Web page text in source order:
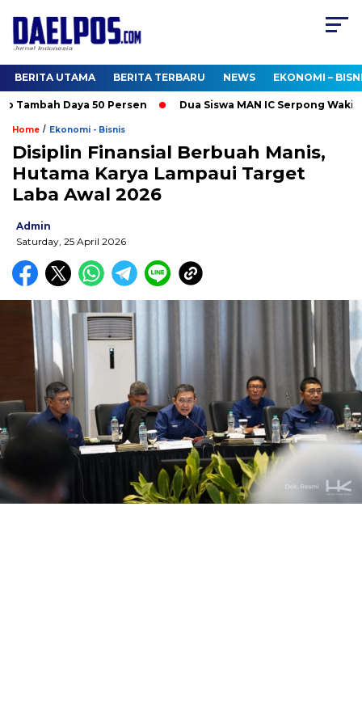
BERITA UTAMA BERITA TERBARU NEWS EKONOMI –
Daya 50 Persen Dua Siswa MAN IC Serpong Wakili
Home / Ekonomi - Bisnis
Disiplin Finansial Berbuah Manis,
Hutama Karya Lampaui Target
Laba Awal 2026
Admin
Saturday, 25 April 2026